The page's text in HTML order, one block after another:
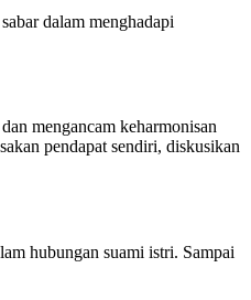
dalam menghadapi
mengancam keharmonisan
pendapat sendiri, diskusikan
hubungan suami istri. Sampai